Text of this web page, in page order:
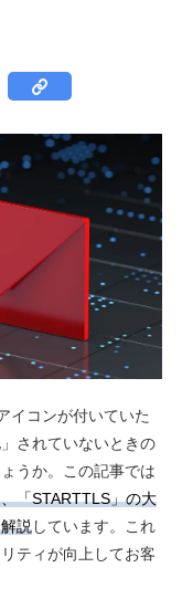
イコンが付いていた
されていないときの
うか。この記事では
「STARTTLS」の大
説しています。これ
ティが向上してお客